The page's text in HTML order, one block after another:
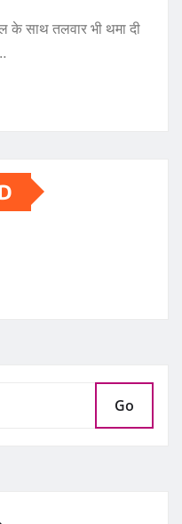
के साथ तलवार भी थमा दी
Go